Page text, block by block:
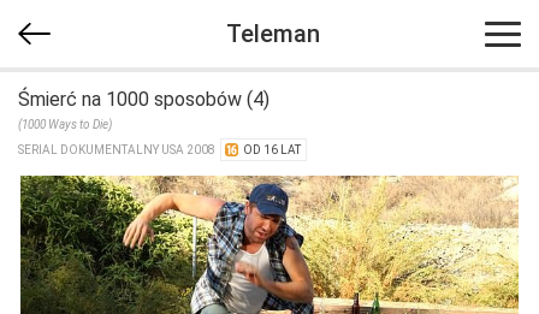
Teleman
Śmierć na 1000 sposobów (4)
(1000 Ways to Die)
SERIAL DOKUMENTALNY USA 2008
OD 16 LAT